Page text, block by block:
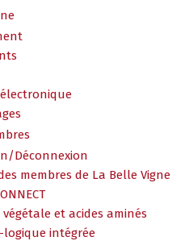
Déconnexion
membres de La Belle Vigne
et acides aminés
intégrée